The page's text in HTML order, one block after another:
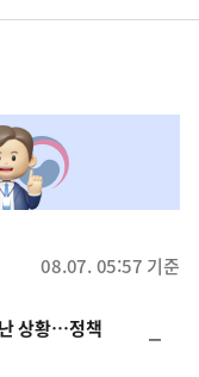
08.07. 05:57 기준
상황…정책